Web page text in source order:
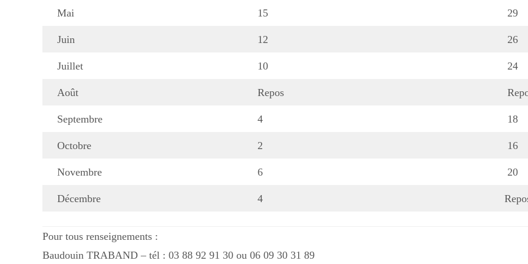
Mai 15 29
Juin 12 26
Juillet 10 24
Août Repos
Septembre 4 18
Octobre 2 16
Novembre 6 20
Décembre 4
Pour tous renseignements :
Baudouin TRABAND – tél : 03 88 92 91 30 ou 06 09 30 31 89